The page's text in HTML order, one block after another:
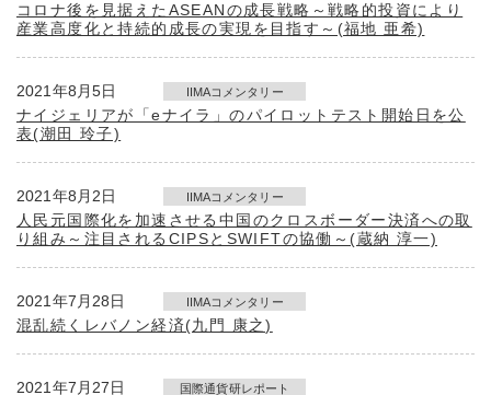
コロナ後を見据えたASEANの成長戦略～戦略的投資により
産業高度化と持続的成長の実現を目指す～(福地 亜希)
2021年8月5日 IIMAコメンタリー
ナイジェリアが「eナイラ」のパイロットテスト開始日を公
表(潮田 玲子)
2021年8月2日 IIMAコメンタリー
人民元国際化を加速させる中国のクロスボーダー決済への取
り組み～注目されるCIPSとSWIFTの協働～(蔵納 淳一)
2021年7月28日 IIMAコメンタリー
混乱続くレバノン経済(九門 康之)
2021年7月27日 国際通貨研レポート